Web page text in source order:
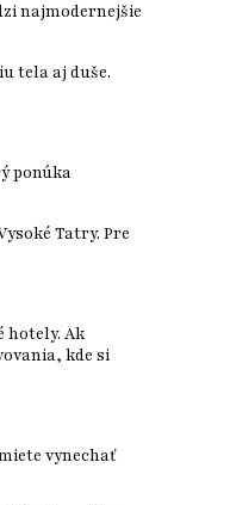
najmodernejšie
tela aj duše.
ponúka
Tatry. Pre
hotely. Ak
kde si
vynechať